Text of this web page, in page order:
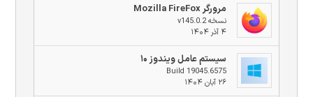
مرورگر Mozilla FireFox
نسخه v145.0.2
۴ آذر ۱۴۰۴
سیستم عامل ویندوز ۱۰
Build 19045.6575
۲۶ آبان ۱۴۰۴